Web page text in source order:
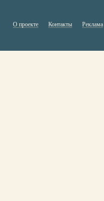
О проекте Контакты Реклама